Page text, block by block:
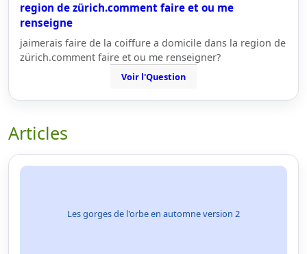
region de zürich.comment faire et ou me
renseigne
jaimerais faire de la coiffure a domicile dans la region de
zürich.comment faire et ou me renseigner?
Voir l'Question
Articles
Les gorges de l'orbe en automne version 2